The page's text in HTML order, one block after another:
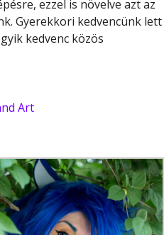
ezzel is növelve azt az
Gyerekkori kedvencünk lett
kedvenc közös
Art